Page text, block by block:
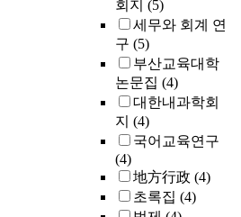
회지 (5)
세무와 회계 연
구 (5)
부산교육대학
논문집 (4)
대한내과학회
지 (4)
국어교육연구
(4)
地方行政 (4)
초록집 (4)